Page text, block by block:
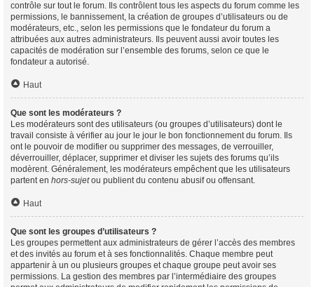
contrôle sur tout le forum. Ils contrôlent tous les aspects du forum comme les
permissions, le bannissement, la création de groupes d’utilisateurs ou de
modérateurs, etc., selon les permissions que le fondateur du forum a
attribuées aux autres administrateurs. Ils peuvent aussi avoir toutes les
capacités de modération sur l’ensemble des forums, selon ce que le
fondateur a autorisé.
Haut
Que sont les modérateurs ?
Les modérateurs sont des utilisateurs (ou groupes d’utilisateurs) dont le
travail consiste à vérifier au jour le jour le bon fonctionnement du forum. Ils
ont le pouvoir de modifier ou supprimer des messages, de verrouiller,
déverrouiller, déplacer, supprimer et diviser les sujets des forums qu’ils
modèrent. Généralement, les modérateurs empêchent que les utilisateurs
partent en hors-sujetou publient du contenu abusif ou offensant.
Haut
Que sont les groupes d’utilisateurs ?
Les groupes permettent aux administrateurs de gérer l’accès des membres
et des invités au forum et à ses fonctionnalités. Chaque membre peut
appartenir à un ou plusieurs groupes et chaque groupe peut avoir ses
permissions. La gestion des membres par l’intermédiaire des groupes